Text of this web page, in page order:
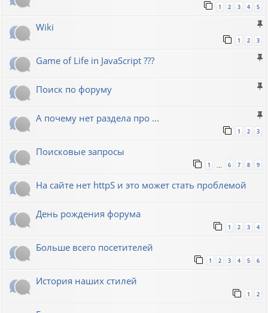
1 2 3 4 5
Wiki
1 2 3
Game of Life in JavaScript ???
Поиск по форуму
А почему нет раздела про ...
1 2 3
Поисковые запросы
1 6 7 8 9
На сайте нет httpS и это может стать проблемой
День рождения форума
1 2 3 4
Больше всего посетителей
1 2 3 4 5 6
История наших стилей
1 2